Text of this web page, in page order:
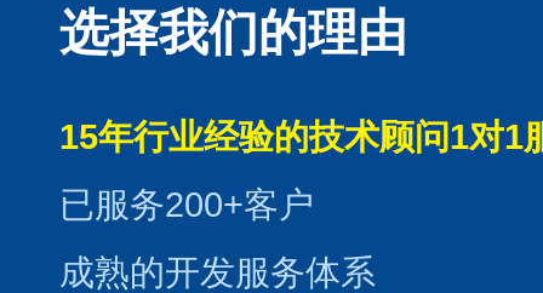
选择我们的理由
15年行业经验的技术顾问1对1
已服务200+客户
成熟的开发服务体系